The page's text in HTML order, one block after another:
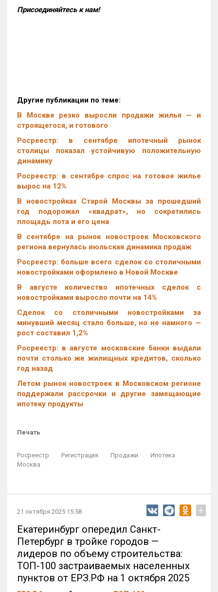
Присоединяйтесь к нам!
Другие публикации по теме:
В Москве резко выросли продажи жилья — и
строящегося, и готового
Росреестр: в сентябре ипотечный рынок
столицы показал устойчивую положительную
динамику
Росреестр: в сентябре спрос на готовое жилье
вырос на 12%
В новостройках Старой Москвы за прошедший
год подорожал «квадрат», но сократились
площадь лота и его цена
В сентябре на рынок новостроек Московского
региона вернулась июльская динамика продаж
Росреестр: больше всего сделок со столичными
новостройками оформлено в Новой Москве
В августе количество ипотечных сделок с
новостройками выросло почти на 14%
Cделок со столичными новостройками за
минувший месяц стало больше, но не намного —
рост составил 1,2%
Росреестр: в августе московские банки выдали
почти столько же жилищных кредитов, сколько
год назад
Летом рынок новостроек в Московском регионе
поддержали рассрочки и другие замещающие
ипотеку продукты
Печать
Росреестр Регистрация Продажи
Ипотека
Москва
21 октября 2025 15:58 +
Екатеринбург опередил Санкт-
Петербург в тройке городов —
лидеров по объему строительства:
ТОП-100 застраиваемых населенных
пунктов от ЕРЗ.РФ на 1 октября 2025